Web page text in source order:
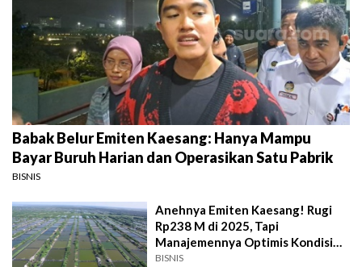
Babak Belur Emiten Kaesang: Hanya Mampu
Bayar Buruh Harian dan Operasikan Satu Pabrik
BISNIS
Anehnya Emiten Kaesang! Rugi
Rp238 M di 2025, Tapi
Manajemennya Optimis Kondisi
Perusahaan
BISNIS